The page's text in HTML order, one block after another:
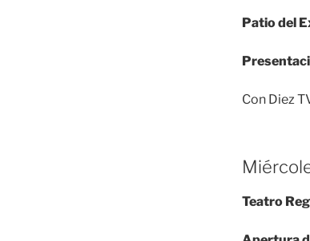
Patio del
Con Diez
Teatro